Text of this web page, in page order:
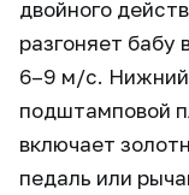
двойного
разгоняет бабу
6–9 м/с. Нижний
подштамповой
включает
педаль или